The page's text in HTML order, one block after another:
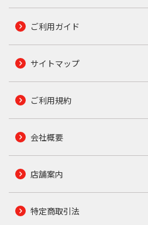
ご利用ガイド
サイトマップ
ご利用規約
会社概要
店舗案内
特定商取引法